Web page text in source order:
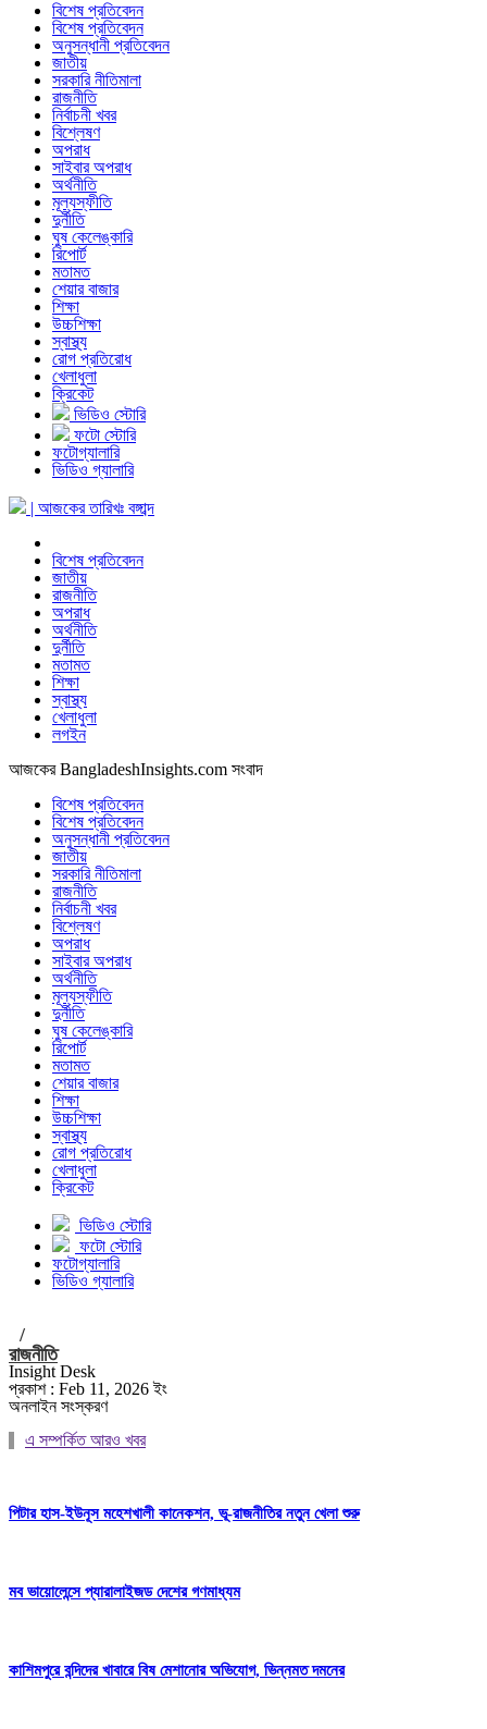
বিশেষ প্রতিবেদন
বিশেষ প্রতিবেদন
অনুসন্ধানী প্রতিবেদন
জাতীয়
সরকারি নীতিমালা
রাজনীতি
নির্বাচনী খবর
বিশ্লেষণ
অপরাধ
সাইবার অপরাধ
অর্থনীতি
মূল্যস্ফীতি
দুর্নীতি
ঘুষ কেলেঙ্কারি
রিপোর্ট
মতামত
শেয়ার বাজার
শিক্ষা
উচ্চশিক্ষা
স্বাস্থ্য
রোগ প্রতিরোধ
খেলাধুলা
ক্রিকেট
ভিডিও স্টোরি
ফটো স্টোরি
ফটোগ্যালারি
ভিডিও গ্যালারি
| আজকের তারিখঃ বঙ্গাব্দ
বিশেষ প্রতিবেদন
জাতীয়
রাজনীতি
অপরাধ
অর্থনীতি
দুর্নীতি
মতামত
শিক্ষা
স্বাস্থ্য
খেলাধুলা
লগইন
আজকের BangladeshInsights.com সংবাদ
বিশেষ প্রতিবেদন
বিশেষ প্রতিবেদন
অনুসন্ধানী প্রতিবেদন
জাতীয়
সরকারি নীতিমালা
রাজনীতি
নির্বাচনী খবর
বিশ্লেষণ
অপরাধ
সাইবার অপরাধ
অর্থনীতি
মূল্যস্ফীতি
দুর্নীতি
ঘুষ কেলেঙ্কারি
রিপোর্ট
মতামত
শেয়ার বাজার
শিক্ষা
উচ্চশিক্ষা
স্বাস্থ্য
রোগ প্রতিরোধ
খেলাধুলা
ক্রিকেট
ভিডিও স্টোরি
ফটো স্টোরি
ফটোগ্যালারি
ভিডিও গ্যালারি
/
রাজনীতি
Insight Desk
প্রকাশ : Feb 11, 2026 ইং
অনলাইন সংস্করণ
এ সম্পর্কিত আরও খবর
পিটার হাস-ইউনূস মহেশখালী কানেকশন, ভূ-রাজনীতির নতুন খেলা শুরু
মব ভায়োলেন্সে প্যারালাইজড দেশের গণমাধ্যম
কাশিমপুরে বন্দিদের খাবারে বিষ মেশানোর অভিযোগ, ভিন্নমত দমনের